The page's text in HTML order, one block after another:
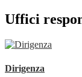
Uffici
Dirigenza